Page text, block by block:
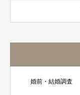
婚前・結婚調査